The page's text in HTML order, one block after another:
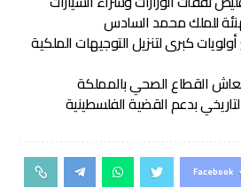
للملك محمد السادس
2027: أربع أولويات كبرى لتنزيل التوجيهات الملكية
القطاع الصحي بالمملكة
بدعم القضية الفلسطينية
Facebook